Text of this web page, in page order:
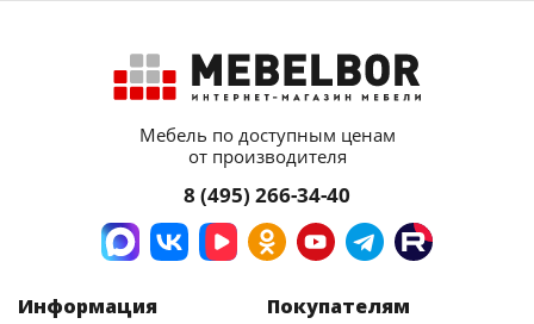
Мебель по доступным ценам
от производителя
8 (495) 266-34-40
Информация
Покупателям